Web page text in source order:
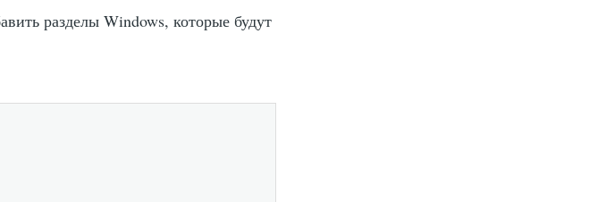
разделы Windows, которые будут